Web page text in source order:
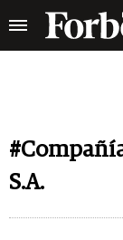
S.A.